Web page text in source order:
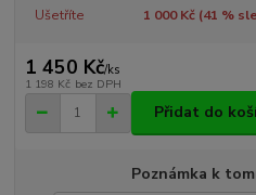
Ušetříte 1 000 Kč (41 %
1 450 Kč/ks
1 198 Kč bez DPH
Přidat do
Poznámka k